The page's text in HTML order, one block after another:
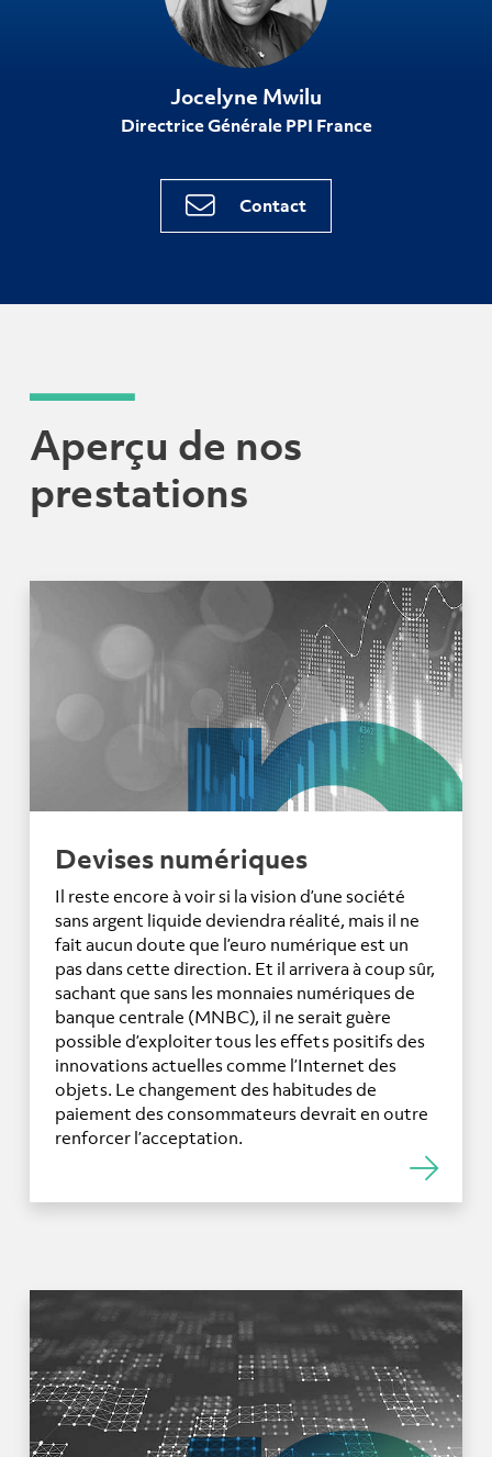
Jocelyne Mwilu
Directrice Générale PPI France
Contact
Aperçu de nos
prestations
Devises numériques
Il reste encore à voir si la vision d’une société
sans argent liquide deviendra réalité, mais il ne
fait aucun doute que l’euro numérique est un
pas dans cette direction. Et il arrivera à coup sûr,
sachant que sans les monnaies numériques de
banque centrale (MNBC), il ne serait guère
possible d’exploiter tous les effets positifs des
innovations actuelles comme l’Internet des
objets. Le changement des habitudes de
paiement des consommateurs devrait en outre
renforcer l’acceptation.